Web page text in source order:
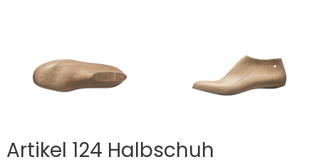
Artikel 124 Halbschuh